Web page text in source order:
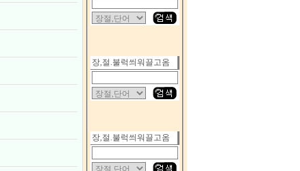
장,절.불럭씌워끌고옴
장,절.불럭씌워끌고옴